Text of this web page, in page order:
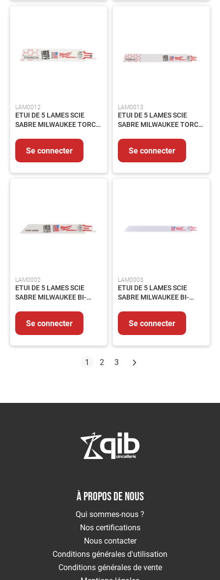
LAM0012
ETUI DE 5 LAMES SCIE
SABRE MILWAUKEE TORCH
Se connecter
LAM0013
ETUI DE 5 LAMES SCIE
SABRE MILWAUKEE TORCH
Se connecter
LAM0002
ETUI DE 5 LAMES SCIE
SABRE MILWAUKEE BI-
150MM
Se connecter
LAM0003
ETUI DE 5 LAMES SCIE
SABRE MILWAUKEE BI-
230MM
Se connecter
Vous lisez actuellement la page
1 Page
2 Page
3 Page
Suivant
À PROPOS DE NOUS
Qui sommes-nous ?
Nos certifications
Nous contacter
Conditions générales d'utilisation
Conditions générales de vente